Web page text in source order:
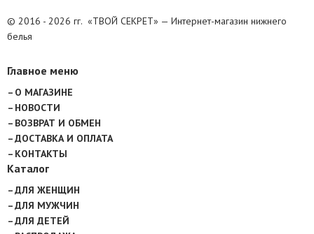
© 2016 - 2026 гг. «ТВОЙ СЕКРЕТ» — Интернет-магазин нижнего
белья
Главное меню
О МАГАЗИНЕ
НОВОСТИ
ВОЗВРАТ И ОБМЕН
ДОСТАВКА И ОПЛАТА
КОНТАКТЫ
Каталог
ДЛЯ ЖЕНЩИН
ДЛЯ МУЖЧИН
ДЛЯ ДЕТЕЙ